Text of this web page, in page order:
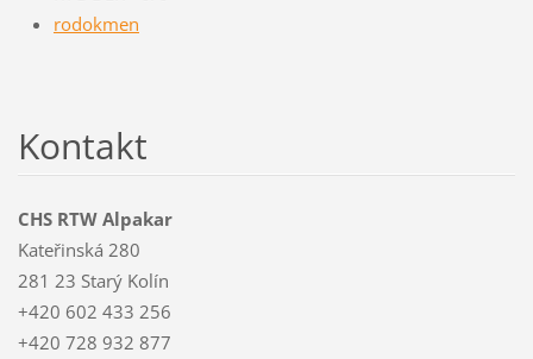
rodokmen
Kontakt
CHS RTW Alpakar
Kateřinská 280
281 23 Starý Kolín
+420 602 433 256
+420 728 932 877